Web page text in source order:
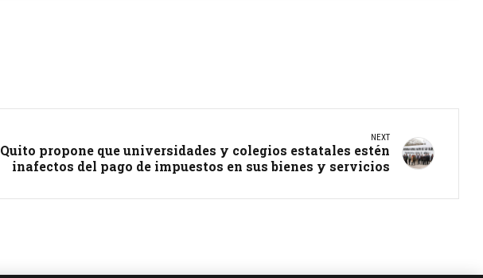
NEXT
Quito propone que universidades y colegios estatales estén
inafectos del pago de impuestos en sus bienes y servicios